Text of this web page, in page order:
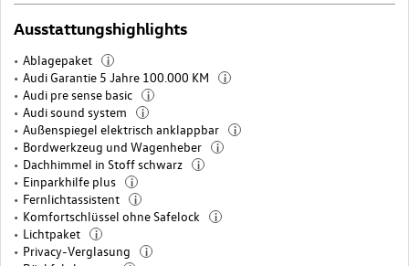
Ausstattungshighlights
Ablagepaket i
Audi Garantie 5 Jahre 100.000 KM i
Audi pre sense basic i
Audi sound system i
Außenspiegel elektrisch anklappbar i
Bordwerkzeug und Wagenheber i
Dachhimmel in Stoff schwarz i
Einparkhilfe plus i
Fernlichtassistent i
Komfortschlüssel ohne Safelock i
Lichtpaket i
Privacy-Verglasung i